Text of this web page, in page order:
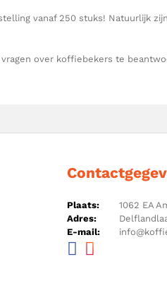
vanaf 250 stuks! Natuurlijk
over koffiebekers te
Plaats:
1062 EA
Adres:
E-mail: